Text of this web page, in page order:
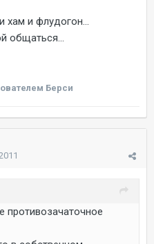
хам и флудогон...
общаться...
Берси
противозачаточное